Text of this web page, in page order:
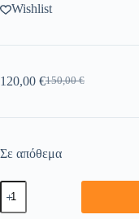
Wishlist
150,00€
120,00 €
Σε απόθεμα